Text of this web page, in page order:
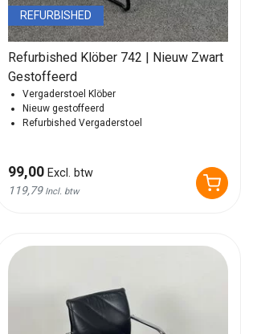
REFURBISHED
Refurbished Klöber 742 | Nieuw Zwart
Gestoffeerd
Vergaderstoel Klöber
Nieuw gestoffeerd
Refurbished Vergaderstoel
99,00 Excl. btw
119,79 Incl. btw